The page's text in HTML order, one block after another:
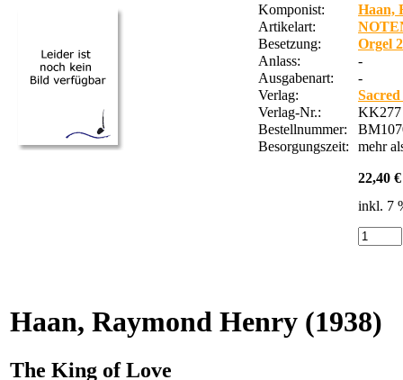
Komponist:
Haan,
Artikelart:
Besetzung:
Orgel
Anlass:
-
Ausgabenart:
-
Verlag:
Verlag-Nr.:
KK277
Bestellnummer:
Besorgungszeit:
mehr
22,40 €
inkl. 7
Haan, Raymond Henry (1938)
The King of Love